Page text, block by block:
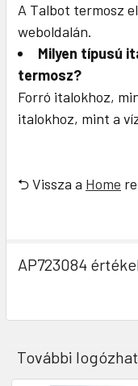
A Talbot termosz
weboldalán.
Milyen típusú
termosz?
Forró italokhoz,
italokhoz, mint a
⮌ Vissza a Home
AP723084
További